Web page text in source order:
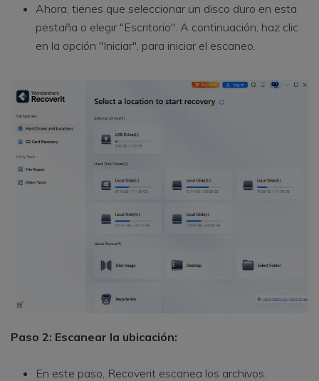
Ahora, tienes que seleccionar un disco duro en esta
pestaña o elegir "Escritorio". A continuación, haz clic
en la opción "Iniciar", para iniciar el escaneo.
Paso 2: Escanear la ubicación:
En este paso, Recoverit escanea los archivos.